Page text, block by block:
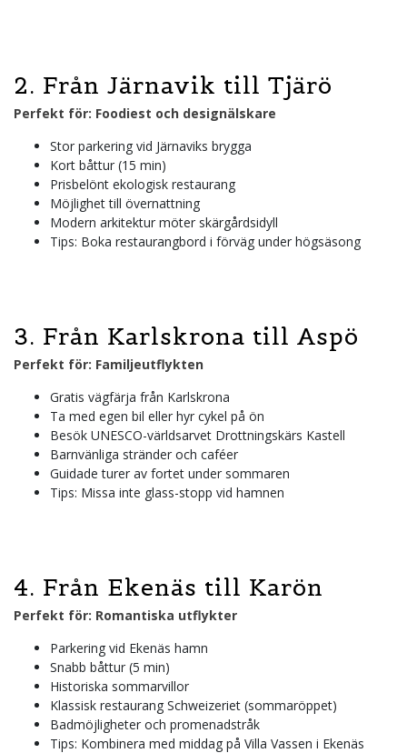
2. Från Järnavik till Tjärö
Perfekt för: Foodiest och designälskare
Stor parkering vid Järnaviks brygga
Kort båttur (15 min)
Prisbelönt ekologisk restaurang
Möjlighet till övernattning
Modern arkitektur möter skärgårdsidyll
Tips: Boka restaurangbord i förväg under högsäsong
3. Från Karlskrona till Aspö
Perfekt för: Familjeutflykten
Gratis vägfärja från Karlskrona
Ta med egen bil eller hyr cykel på ön
Besök UNESCO-världsarvet Drottningskärs Kastell
Barnvänliga stränder och caféer
Guidade turer av fortet under sommaren
Tips: Missa inte glass-stopp vid hamnen
4. Från Ekenäs till Karön
Perfekt för: Romantiska utflykter
Parkering vid Ekenäs hamn
Snabb båttur (5 min)
Historiska sommarvillor
Klassisk restaurang Schweizeriet (sommaröppet)
Badmöjligheter och promenadstråk
Tips: Kombinera med middag på Villa Vassen i Ekenäs